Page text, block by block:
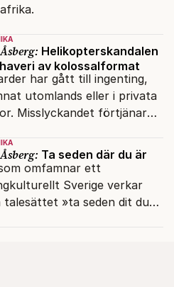
Helikopterskandalen
av kolossalformat
har gått till ingenting,
utomlands eller i privata
Misslyckandet förtjänar
Ta seden där du är
omfamnar ett
Sverige verkar
talesättet »ta seden dit du